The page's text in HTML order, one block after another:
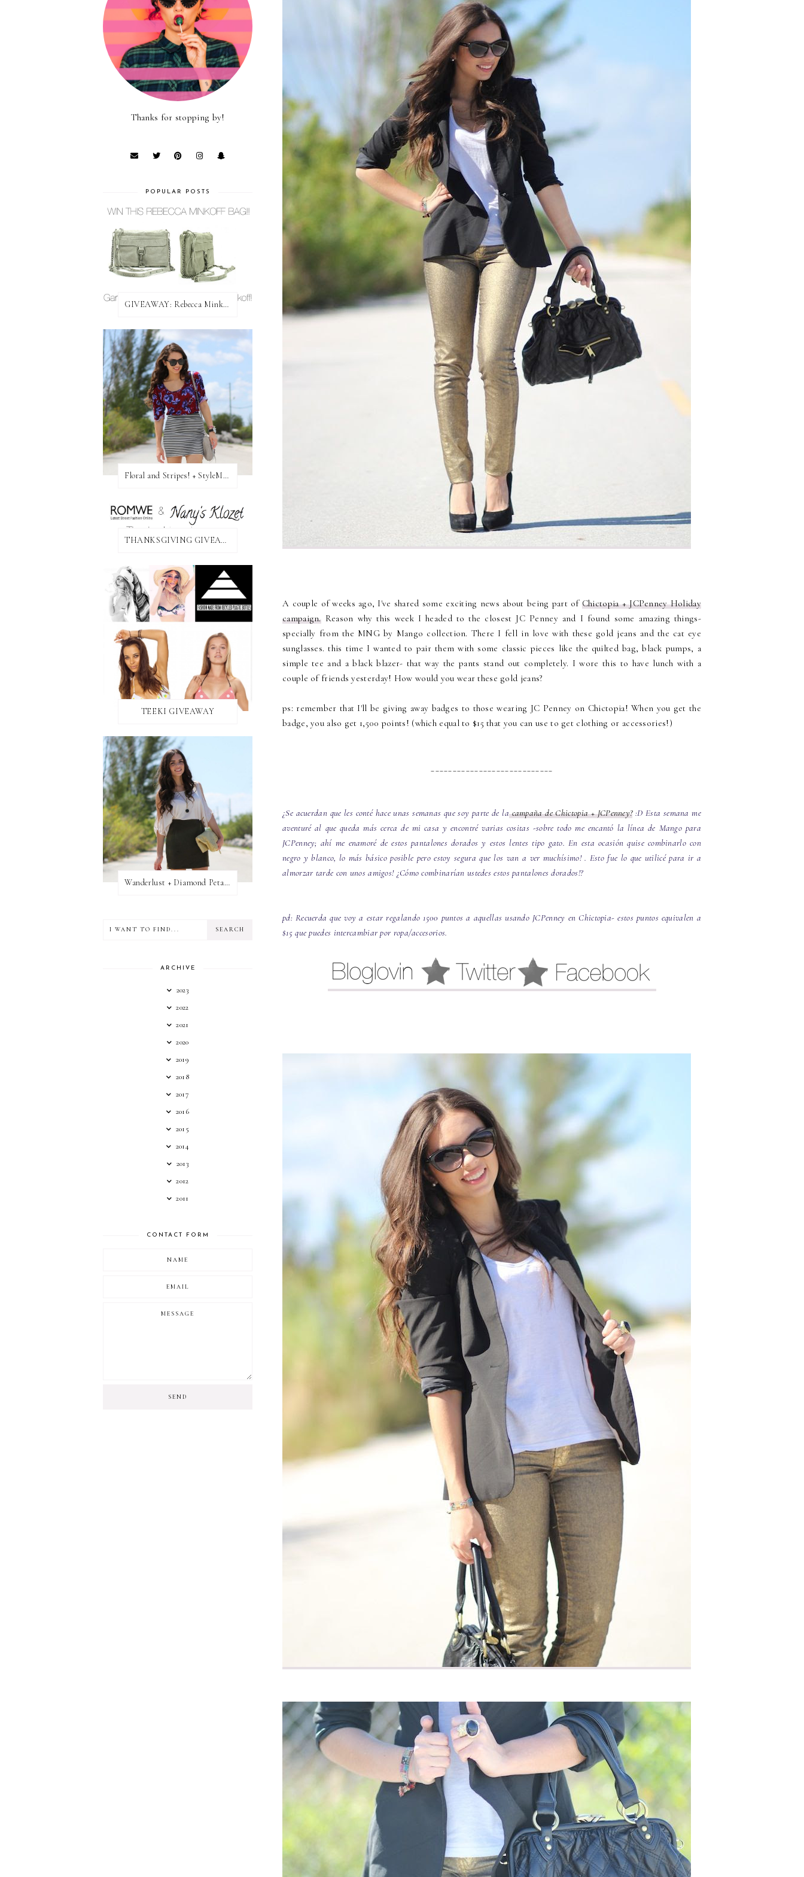
A couple of weeks ago, I've shared some exciting news about being part of Chictopia + JCPenney Holiday
campaign.Reason why this week I headed to the closest JC Penney and I found some amazing things-
specially from the MNG by Mango collection. There I fell in love with these gold jeans and the cat eye
sunglasses. this time I wanted to pair them with some classic pieces like the quilted bag, black pumps, a
simple tee and a black blazer- that way the pants stand out completely. I wore this to have lunch with a
couple of friends yesterday! How would you wear these gold jeans?
ps: remember that I'll be giving away badges to those wearing JC Penney on Chictopia! When you get the
badge, you also get 1,500 points! (which equal to $15 that you can use to get clothing or accessories!)
¿Se acuerdan que les conté hace unas semanas que soy parte de lacampaña de Chictopia + JCPenney?:D Esta semana me
aventuré al que queda más cerca de mi casa y encontré varias cositas -sobre todo me encantó la línea de Mango para
JCPenney; ahí me enamoré de estos pantalones dorados y estos lentes tipo gato. En esta ocasión quise combinarlo con
negro y blanco, lo más básico posible pero estoy segura que los van a ver muchísimo! . Esto fue lo que utilicé para ir a
almorzar tarde con unos amigos! ¿Cómo combinarían ustedes estos pantalones dorados!?
pd: Recuerda que voy a estar regalando 1500 puntos a aquellas usando JCPenney en Chictopia- estos puntos equivalen a
$15 que puedes intercambiar por ropa/accesorios.
Thanks for stopping by!
POPULAR POSTS
GIVEAWAY: Rebecca Minkoff Bag!
Floral and Stripes! + StyleMint GIVEAWAY!
THANKSGIVING GIVEAWAY!
TEEKI GIVEAWAY
Wanderlust + Diamond Petal Giveaway
ARCHIVE
2023
2022
2021
2020
2019
2018
2017
2016
2015
2014
2013
2012
2011
CONTACT FORM